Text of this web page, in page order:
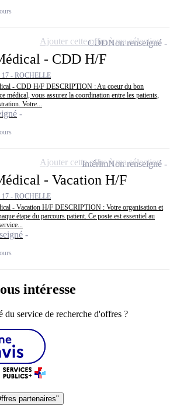
- CDD H/F
17 - ROCHELLE
- CDD H/F DESCRIPTION : Au coeur du bon
médical, vous assurez la coordination entre les patients,
Votre...
CDDNon renseigné
Ajouter cette offre à ma sélection
- Vacation H/F
17 - ROCHELLE
- Vacation H/F DESCRIPTION : Votre organisation et
étape du parcours patient. Ce poste est essentiel au
IntérimNon renseigné
Ajouter cette offre à ma sélection
intéresse
du service de recherche d'offres ?
partenaires"